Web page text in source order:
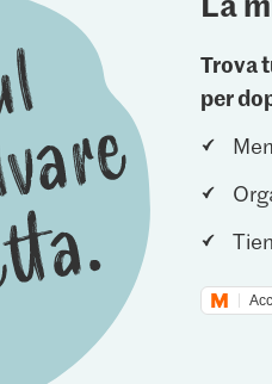
Trova
per